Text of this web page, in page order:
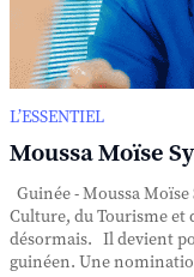
L’ESSENTIEL
Moussa Moïse
Guinée - Moussa
Culture, du Tourisme et
désormais. Il devient
guinéen. Une